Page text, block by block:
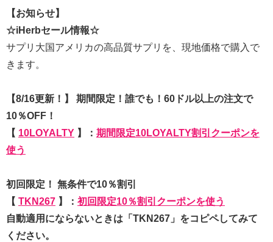
【お知らせ】
☆iHerbセール情報☆
サプリ大国アメリカの高品質サプリを、現地価格で購入で
きます。
【8/16更新！】 期間限定！誰でも！60ドル以上の注文で
10％OFF！
【 10LOYALTY 】： 期間限定10LOYALTY割引クーポンを
使う
初回限定！ 無条件で10％割引
【 TKN267 】： 初回限定10％割引クーポンを使う
自動適用にならないときは「TKN267」をコピペしてみて
ください。